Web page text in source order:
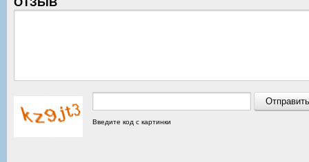
Введите код с картинки